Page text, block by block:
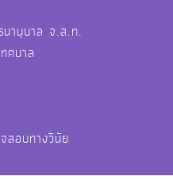
นานุบาล จ.ส.ท.
ศบาล
สอบทางวินัย